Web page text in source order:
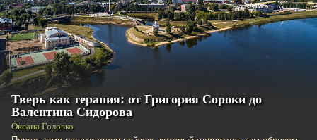
Тверь как терапия: от Григория Сороки до
Валентина Сидорова
Оксана Головко